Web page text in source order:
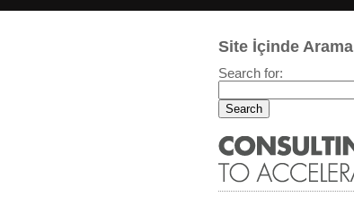
Site İçinde Arama
Search for: